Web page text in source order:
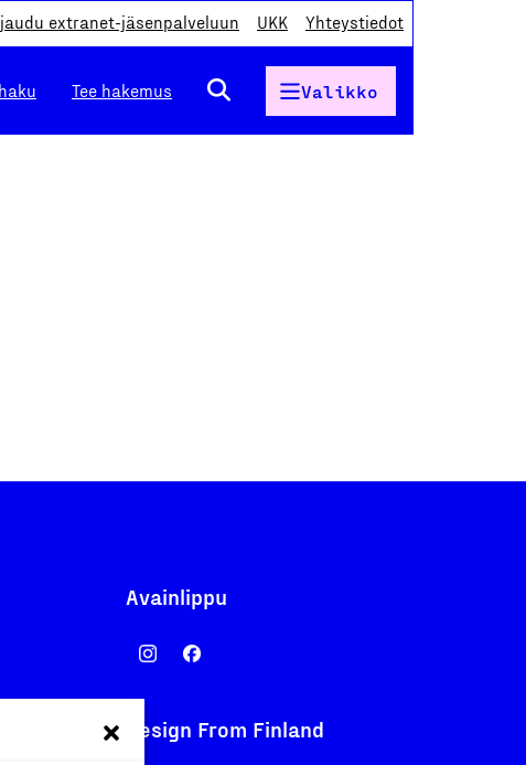
extranet-jäsenpalveluun UKK Yhteystiedot
Tee hakemus Valikko
Avainlippu
Design From Finland